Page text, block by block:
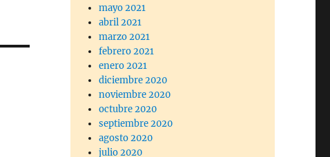
mayo 2021
abril 2021
marzo 2021
febrero 2021
enero 2021
diciembre 2020
noviembre 2020
octubre 2020
septiembre 2020
agosto 2020
julio 2020